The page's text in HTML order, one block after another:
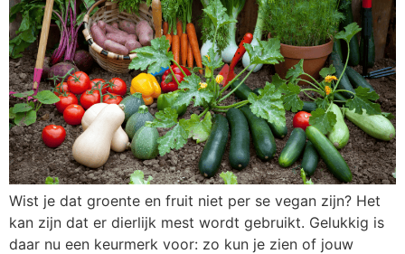
Wist je dat groente en fruit niet per se vegan zijn? Het
kan zijn dat er dierlijk mest wordt gebruikt. Gelukkig is
daar nu een keurmerk voor: zo kun je zien of jouw